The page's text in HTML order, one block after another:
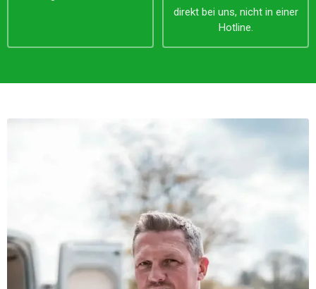
direkt bei uns, nicht in einer
Hotline.